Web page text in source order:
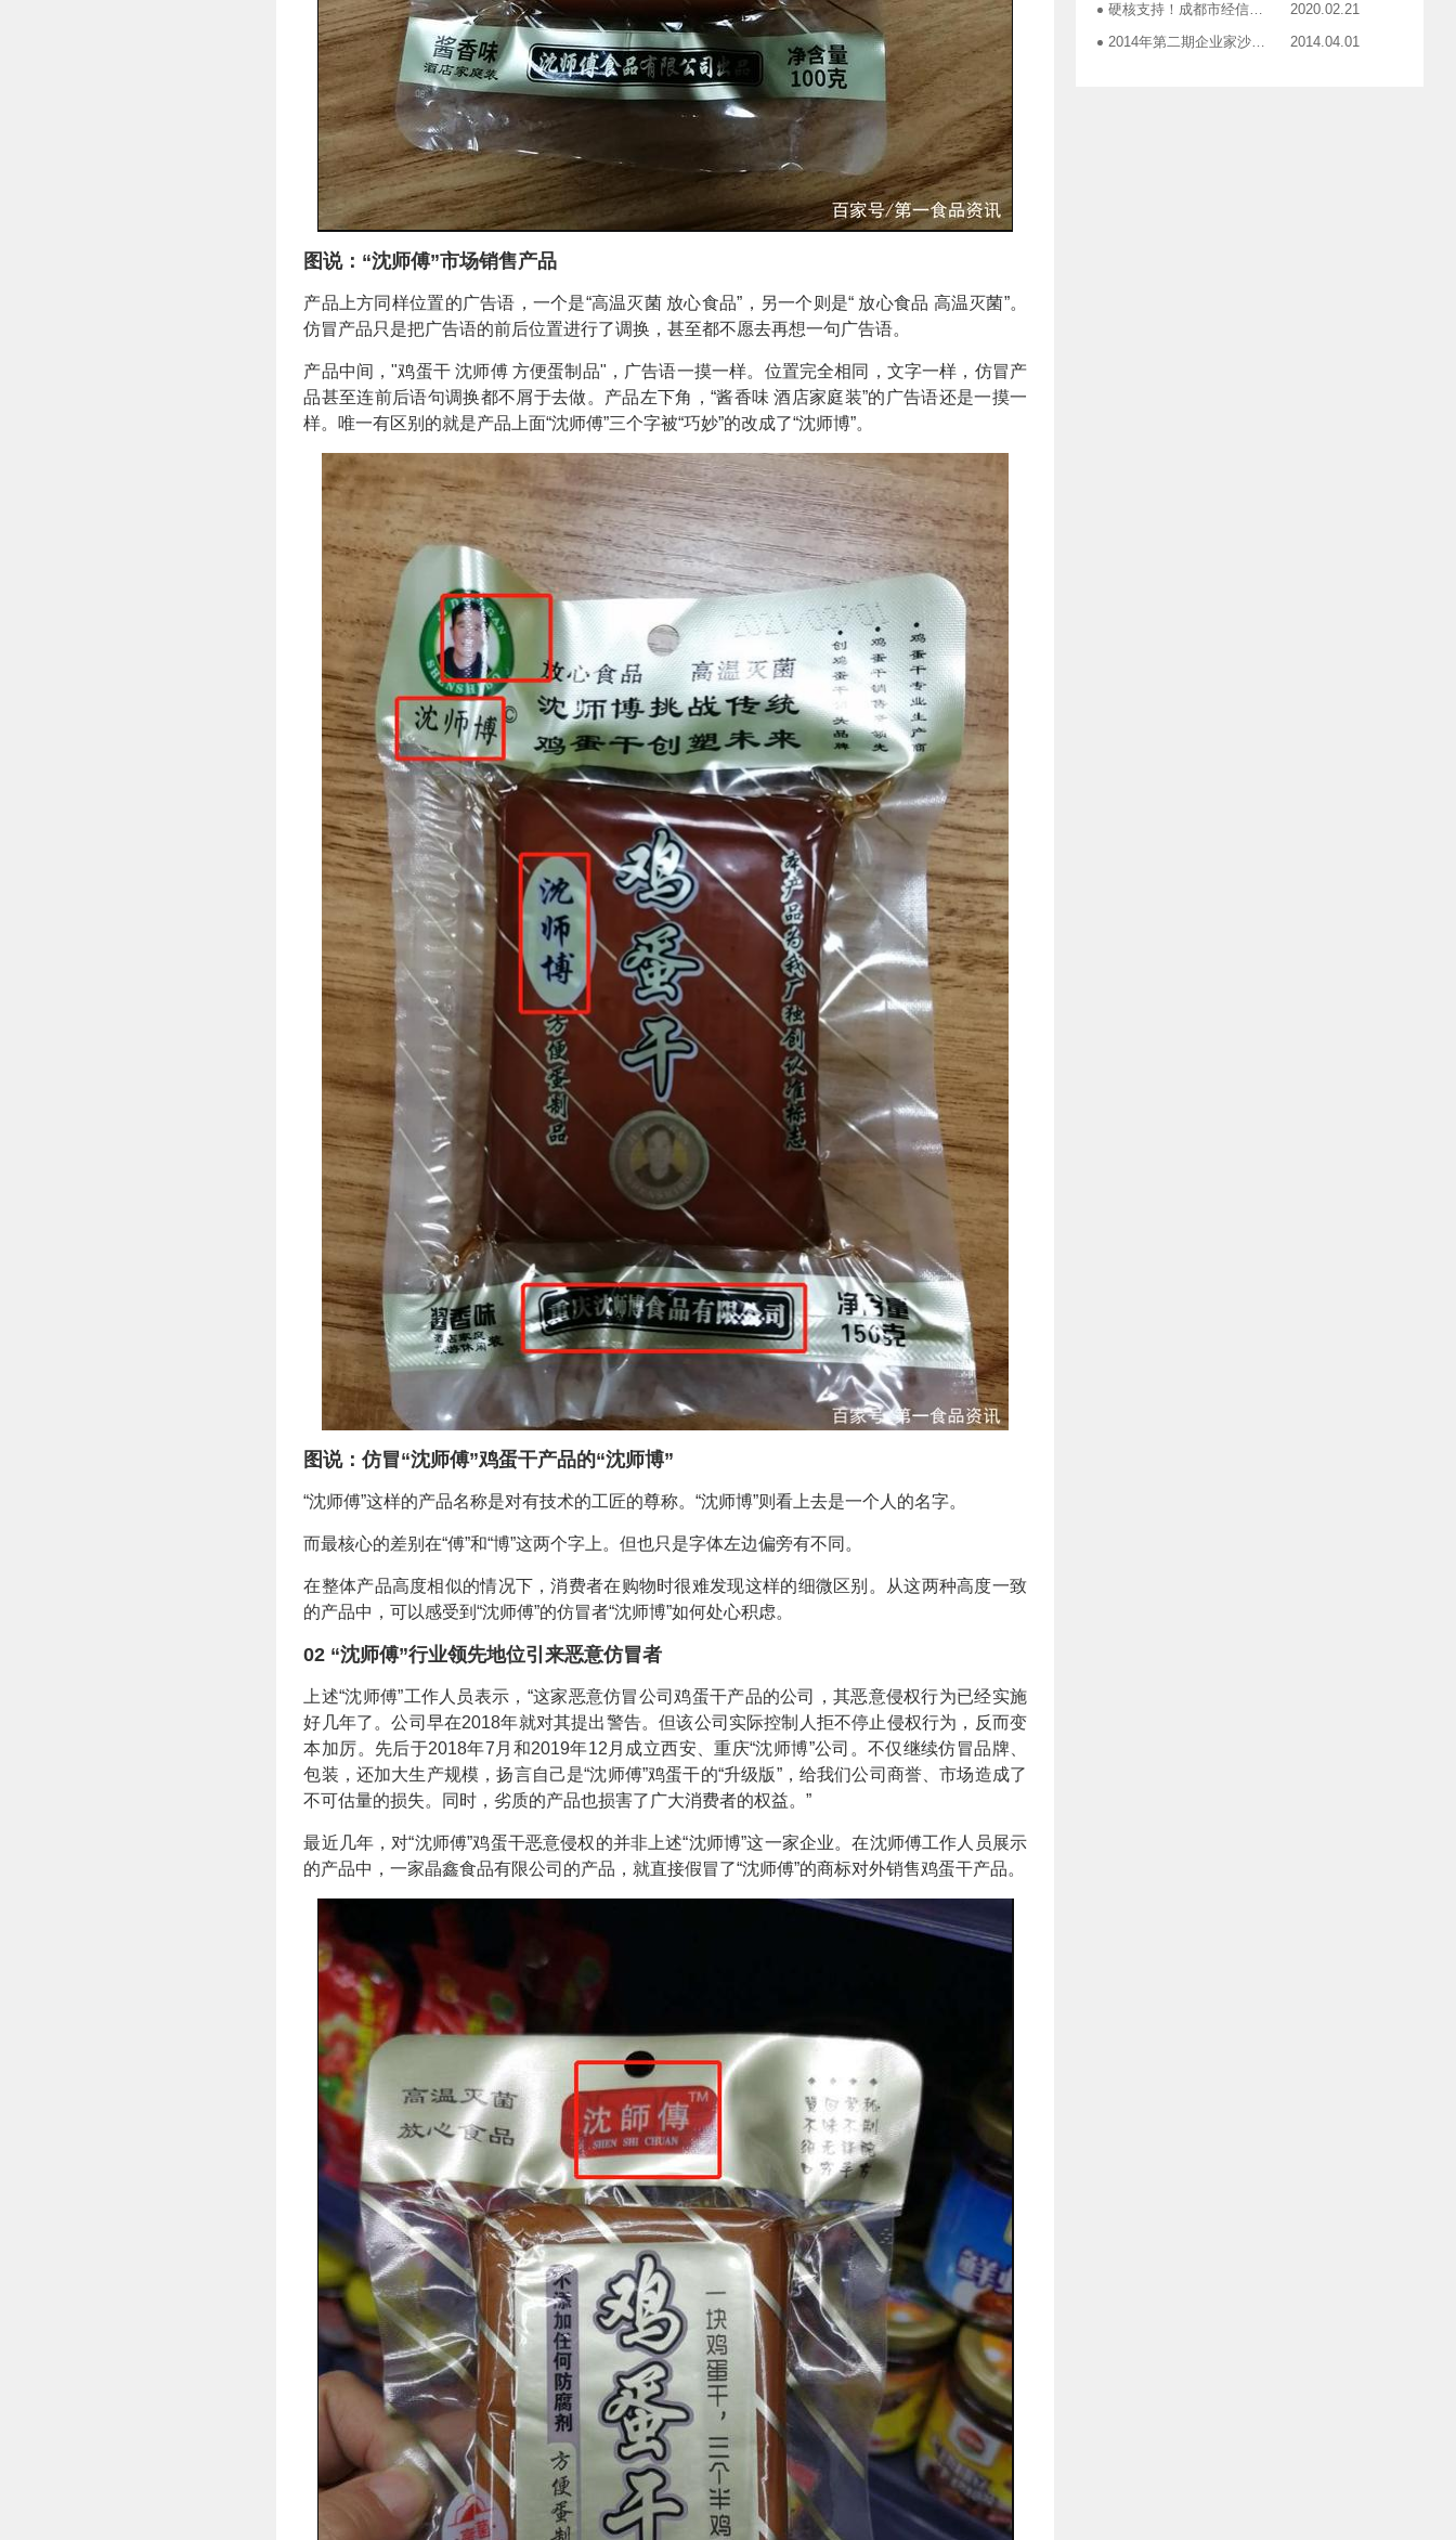
图说：“沈师傅”市场销售产品
产品上方同样位置的广告语，一个是“高温灭菌 放心食品”，另一个则是“ 放心食品 高温灭菌”。
仿冒产品只是把广告语的前后位置进行了调换，甚至都不愿去再想一句广告语。
产品中间，"鸡蛋干 沈师傅 方便蛋制品"，广告语一摸一样。位置完全相同，文字一样，仿冒产
品甚至连前后语句调换都不屑于去做。产品左下角，“酱香味 酒店家庭装”的广告语还是一摸一
样。唯一有区别的就是产品上面“沈师傅”三个字被“巧妙”的改成了“沈师博”。
图说：仿冒“沈师傅”鸡蛋干产品的“沈师博”
“沈师傅”这样的产品名称是对有技术的工匠的尊称。“沈师博”则看上去是一个人的名字。
而最核心的差别在“傅”和“博”这两个字上。但也只是字体左边偏旁有不同。
在整体产品高度相似的情况下，消费者在购物时很难发现这样的细微区别。从这两种高度一致
的产品中，可以感受到“沈师傅”的仿冒者“沈师博”如何处心积虑。
02 “沈师傅”行业领先地位引来恶意仿冒者
上述“沈师傅”工作人员表示，“这家恶意仿冒公司鸡蛋干产品的公司，其恶意侵权行为已经实施
好几年了。公司早在2018年就对其提出警告。但该公司实际控制人拒不停止侵权行为，反而变
本加厉。先后于2018年7月和2019年12月成立西安、重庆“沈师博”公司。不仅继续仿冒品牌、
包装，还加大生产规模，扬言自己是“沈师傅”鸡蛋干的“升级版”，给我们公司商誉、市场造成了
不可估量的损失。同时，劣质的产品也损害了广大消费者的权益。”
最近几年，对“沈师傅”鸡蛋干恶意侵权的并非上述“沈师博”这一家企业。在沈师傅工作人员展示
的产品中，一家晶鑫食品有限公司的产品，就直接假冒了“沈师傅”的商标对外销售鸡蛋干产品。
硬核支持！成都市经信局出台有效应对疫情稳定经济运行20条政策措施工业和信息化类项目申报指南！
2020.02.21
2014年第二期企业家沙龙活动通知
2014.04.01